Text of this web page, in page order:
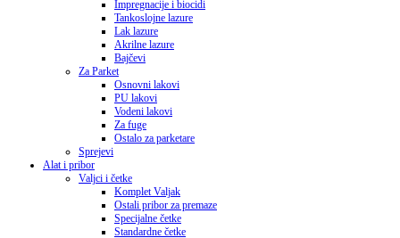
Impregnacije i biocidi
Tankoslojne lazure
Lak lazure
Akrilne lazure
Bajčevi
Za Parket
Osnovni lakovi
PU lakovi
Vodeni lakovi
Za fuge
Ostalo za parketare
Sprejevi
Alat i pribor
Valjci i četke
Komplet Valjak
Ostali pribor za premaze
Specijalne četke
Standardne četke